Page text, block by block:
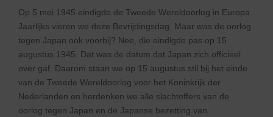
Op 5 mei 1945 eindigde de Tweede Wereldoorlog in Europa.
Jaarlijks vieren we deze Bevrijdingsdag. Maar was de oorlog
tegen Japan ook voorbij? Nee, die eindigde pas op 15
augustus 1945. Dat was de datum dat Japan zich officieel
over gaf. Daarom staan we op 15 augustus stil bij het einde
van de Tweede Wereldoorlog voor het Koninkrijk der
Nederlanden en herdenken we alle slachtoffers van de
oorlog tegen Japan en de Japanse bezetting van